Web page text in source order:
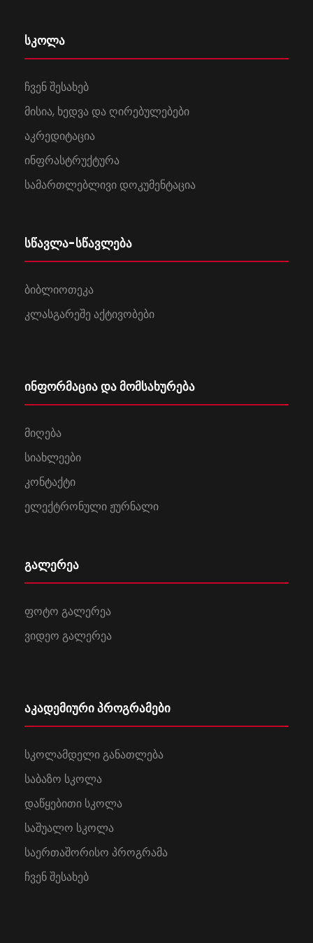
სკოლა
ჩვენ შესახებ
მისია, ხედვა და ღირებულებები
აკრედიტაცია
ინფრასტრუქტურა
სამართლებლივი დოკუმენტაცია
სწავლა-სწავლება
ბიბლიოთეკა
კლასგარეშე აქტივობები
ინფორმაცია და მომსახურება
მიღება
სიახლეები
კონტაქტი
ელექტრონული ჟურნალი
გალერეა
ფოტო გალერეა
ვიდეო გალერეა
აკადემიური პროგრამები
სკოლამდელი განათლება
საბაზო სკოლა
დაწყებითი სკოლა
საშუალო სკოლა
საერთაშორისო პროგრამა
ჩვენ შესახებ